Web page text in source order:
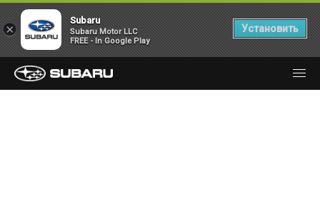
×
Subaru
Subaru Motor LLC
FREE - In Google Play
Установить